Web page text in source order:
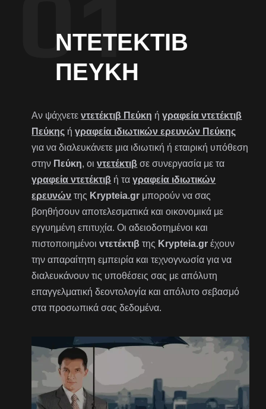
ΝΤΕΤΈΚΤΙΒ
ΠΕΎΚΗ
Αν ψάχνετεντετέκτιβ Πεύκη ήγραφεία ντετέκτιβ
Πεύκης ήγραφεία ιδιωτικών ερευνών Πεύκης
για να διαλευκάνετε μια ιδιωτική ή εταιρική υπόθεση
στην Πεύκη, οιντετέκτιβ σε συνεργασία με τα
γραφεία ντετέκτιβ ή ταγραφεία ιδιωτικών
ερευνών της Krypteia.gr μπορούν να σας
βοηθήσουν αποτελεσματικά και οικονομικά με
εγγυημένη επιτυχία. Οι αδειοδοτημένοι και
πιστοποιημένοιντετέκτιβ της Krypteia.gr έχουν
την απαραίτητη εμπειρία και τεχνογνωσία για να
διαλευκάνουν τις υποθέσεις σας με απόλυτη
επαγγελματική δεοντολογία και απόλυτο σεβασμό
στα προσωπικά σας δεδομένα.